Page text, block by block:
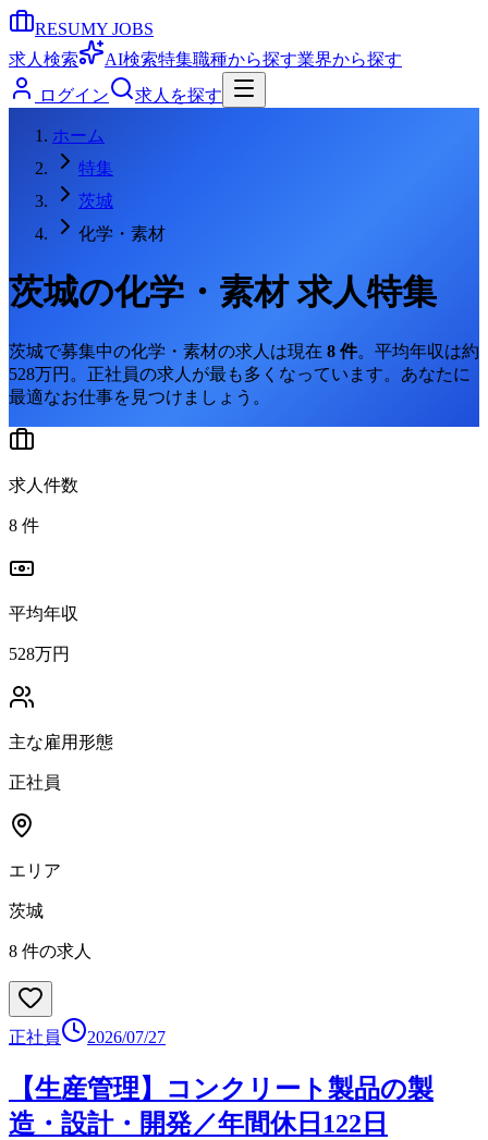
RESUMY JOBS
求人検索
AI検索特集職種から探す業界から探す
ログイン
求人を探す
ホーム
特集
茨城
化学・素材
茨城の化学・素材求人特集
茨城で募集中の化学・素材の求人は現在 8 件。 平均年収は約
528万円。 正社員の求人が最も多くなっています。 あなたに
最適なお仕事を見つけましょう。
求人件数
8 件
平均年収
528万円
主な雇用形態
正社員
エリア
茨城
8 件の求人
正社員 2026/07/27
【生産管理】コンクリート製品の製
造・設計・開発／年間休日122日